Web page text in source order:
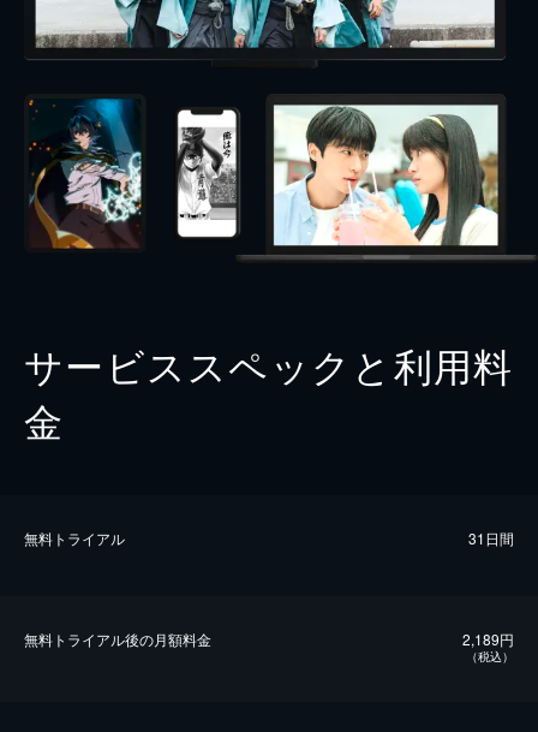
サービススペックと利用料
金
無料トライアル 31日間
無料トライアル後の⽉額料金 2,189円
（税込）